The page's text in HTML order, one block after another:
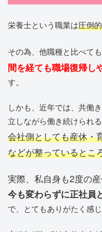
栄養士という職業は圧倒
その為、他職種と比べても
間を経ても職場復帰し
す。
しかも、近年では、共働
立しながら働き続けられる
会社側としても産休・
などが整っているとこ
実際、私自身も2度の
今も変わらずに正社員
で、とてもありがたく感